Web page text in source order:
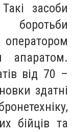
засоби
апаратом.
від 70 –
здатні
бійців та